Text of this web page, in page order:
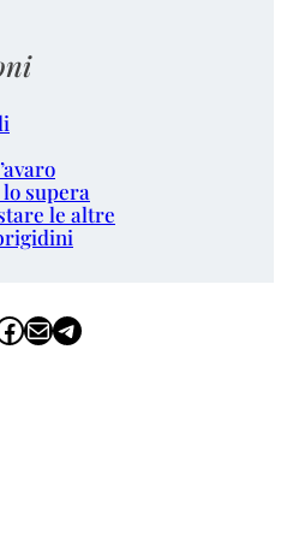
supera
le altre
Email Telegram